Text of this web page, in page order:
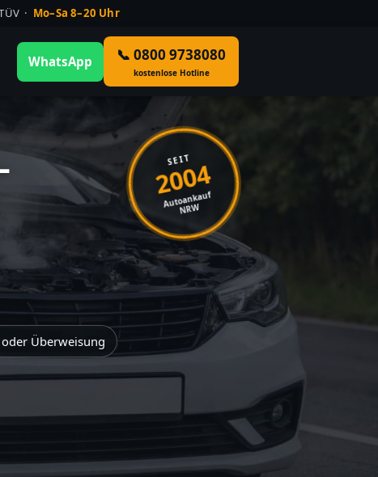
· Mo–Sa 8–20 Uhr
WhatsApp 📞 0800 9738080
kostenlose Hotline
SEIT
2004
Autoankauf
NRW
Überweisung